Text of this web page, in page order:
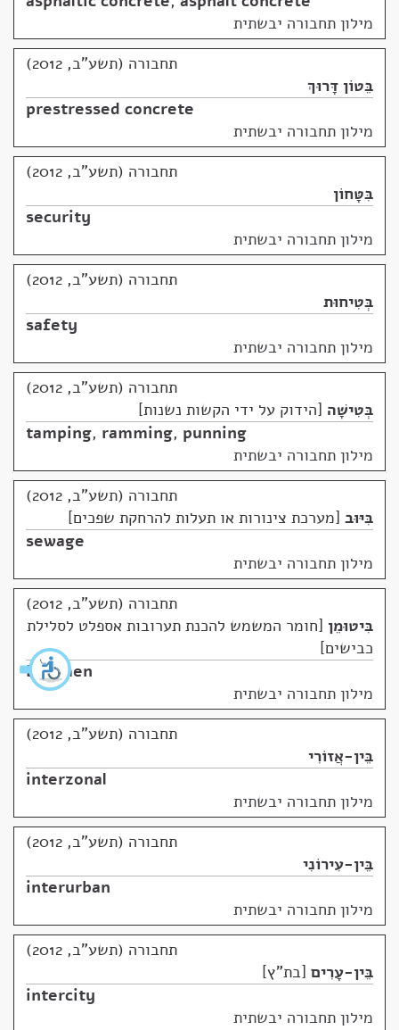
מילון תחבורה יבשתית
תחבורה (תשע"ב, 2012)
בֵּטוֹן דָּרוּךְ
prestressed concrete
מילון תחבורה יבשתית
תחבורה (תשע"ב, 2012)
בִּטָּחוֹן
security
מילון תחבורה יבשתית
תחבורה (תשע"ב, 2012)
בְּטִיחוּת
safety
מילון תחבורה יבשתית
תחבורה (תשע"ב, 2012)
בְּטִישָׁה הידוק על ידי הקשות נשנות
tamping, ramming, punning
מילון תחבורה יבשתית
תחבורה (תשע"ב, 2012)
בִּיּוּב מערכת צינורות או תעלות להרחקת שפכים
sewage
מילון תחבורה יבשתית
תחבורה (תשע"ב, 2012)
בִּיטוּמֵן חומר המשמש להכנת תערובות אספלט לסלילת
כבישים
bitumen
מילון תחבורה יבשתית
תחבורה (תשע"ב, 2012)
בֵּין-אֲזוֹרִי
interzonal
מילון תחבורה יבשתית
תחבורה (תשע"ב, 2012)
בֵּין-עִירוֹנִי
interurban
מילון תחבורה יבשתית
תחבורה (תשע"ב, 2012)
בֵּין-עָרִים בת"ץ
intercity
מילון תחבורה יבשתית